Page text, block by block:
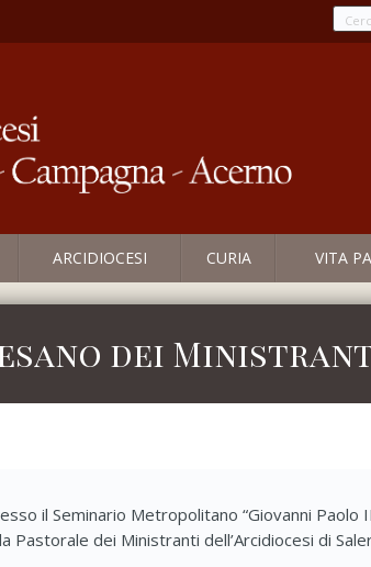
ARCIDIOCESI CURIA VITA
dei Ministranti
il Seminario Metropolitano “Giovanni Paolo
Pastorale dei Ministranti dell’Arcidiocesi di